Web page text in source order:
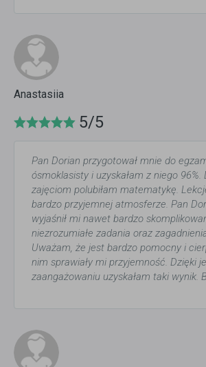
Anastasiia
5/5
Pan Dorian przygotował mnie do
ósmoklasisty i uzyskałam z niego 96%.
zajęciom polubiłam matematykę.
bardzo przyjemnej atmosferze. Pan
wyjaśnił mi nawet bardzo
niezrozumiałe zadania oraz
Uważam, że jest bardzo pomocny i
nim sprawiały mi przyjemność. Dzięki
zaangażowaniu uzyskałam taki wynik.